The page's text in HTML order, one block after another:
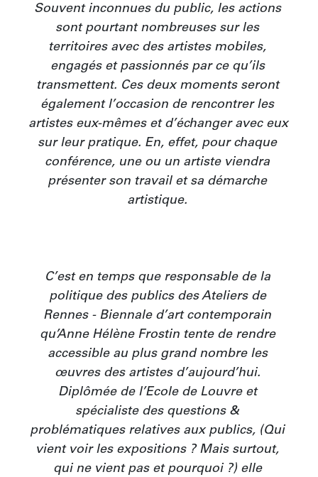
Souvent inconnues du public, les actions
sont pourtant nombreuses sur les
territoires avec des artistes mobiles,
engagés et passionnés par ce qu’ils
transmettent. Ces deux moments seront
également l’occasion de rencontrer les
artistes eux-mêmes et d’échanger avec eux
sur leur pratique. En, effet, pour chaque
conférence, une ou un artiste viendra
présenter son travail et sa démarche
artistique.
C’est en temps que responsable de la
politique des publics des Ateliers de
Rennes - Biennale d’art contemporain
qu’Anne Hélène Frostin tente de rendre
accessible au plus grand nombre les
œuvres des artistes d’aujourd’hui.
Diplômée de l’Ecole de Louvre et
spécialiste des questions &
problématiques relatives aux publics, (Qui
vient voir les expositions ? Mais surtout,
qui ne vient pas et pourquoi ?) elle